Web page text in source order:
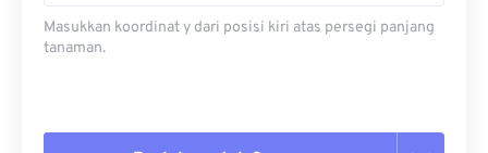
Masukkan koordinat y dari posisi kiri atas persegi panjang
tanaman.